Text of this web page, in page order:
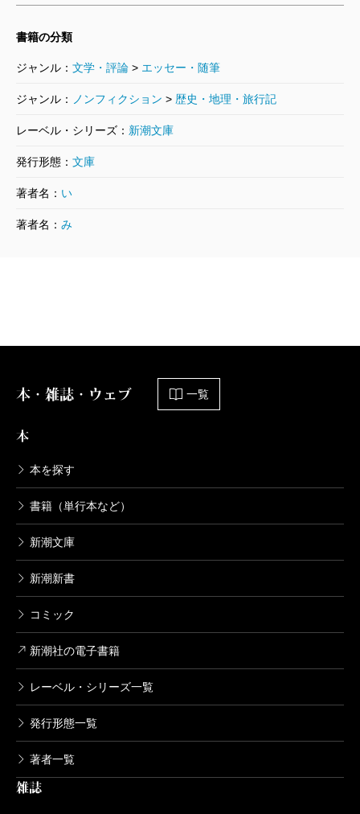
書籍の分類
ジャンル： 文学・評論 > エッセー・随筆
ジャンル： ノンフィクション > 歴史・地理・旅行記
レーベル・シリーズ： 新潮文庫
発行形態： 文庫
著者名： い
著者名： み
本・雑誌・ウェブ 一覧
本
本を探す
書籍（単行本など）
新潮文庫
新潮新書
コミック
新潮社の電子書籍
レーベル・シリーズ一覧
発行形態一覧
著者一覧
雑誌